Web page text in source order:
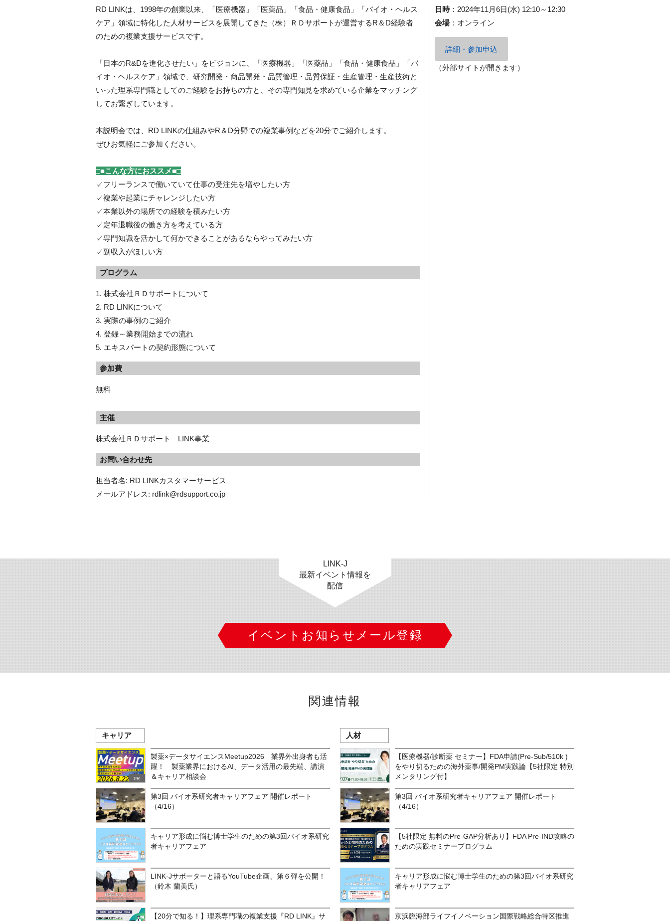
RD LINKは、1998年の創業以来、「医療機器」「医薬品」「食品・健康食品」「バイオ・ヘルス
ケア」領域に特化した人材サービスを展開してきた（株）ＲＤサポートが運営するR＆D経験者
のための複業支援サービスです。
「日本のR&Dを進化させたい」をビジョンに、「医療機器」「医薬品」「食品・健康食品」「バ
イオ・ヘルスケア」領域で、研究開発・商品開発・品質管理・品質保証・生産管理・生産技術と
いった理系専門職としてのご経験をお持ちの方と、その専門知見を求めている企業をマッチング
してお繋ぎしています。
本説明会では、RD LINKの仕組みやR＆D分野での複業事例などを20分でご紹介します。
ぜひお気軽にご参加ください。
□■こんな方におススメ■□
✓フリーランスで働いていて仕事の受注先を増やしたい方
✓複業や起業にチャレンジしたい方
✓本業以外の場所での経験を積みたい方
✓定年退職後の働き方を考えている方
✓専門知識を活かして何かできることがあるならやってみたい方
✓副収入がほしい方
プログラム
1. 株式会社ＲＤサポートについて
2. RD LINKについて
3. 実際の事例のご紹介
4. 登録～業務開始までの流れ
5. エキスパートの契約形態について
参加費
無料
主催
株式会社ＲＤサポート LINK事業
お問い合わせ先
担当者名: RD LINKカスタマーサービス
メールアドレス: rdlink@rdsupport.co.jp
日時： 2024年11月6日(水) 12:10～12:30
会場： オンライン
詳細・参加申込
（外部サイトが開きます）
LINK-J
最新イベント情報を
配信
イベントお知らせメール登録
関連情報
キャリア
PR
製薬×データサイエンスMeetup2026 業界外出身者も活
躍！ 製薬業界におけるAI、データ活用の最先端、講演
＆キャリア相談会
第3回 バイオ系研究者キャリアフェア 開催レポート
（4/16）
キャリア形成に悩む博士学生のための第3回バイオ系研究
者キャリアフェア
LINK-Jサポーターと語るYouTube企画、第６弾を公開！
（鈴木 蘭美氏）
【20分で知る！】理系専門職の複業支援『RD LINK』サ
人材
【医療機器/診断薬 セミナー】FDA申請(Pre-Sub/510k )
をやり切るための海外薬事/開発PM実践論【5社限定 特別
メンタリング付】
第3回 バイオ系研究者キャリアフェア 開催レポート
（4/16）
【5社限定 無料のPre-GAP分析あり】FDA Pre-IND攻略の
ための実践セミナープログラム
キャリア形成に悩む博士学生のための第3回バイオ系研究
者キャリアフェア
京浜臨海部ライフイノベーション国際戦略総合特区推進